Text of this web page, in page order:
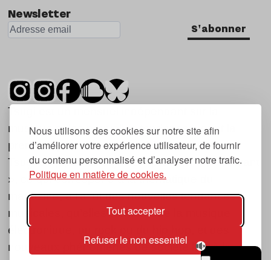
Nous utilisons des cookies sur notre site afin
d’améliorer votre expérience utilisateur, de fournir
du contenu personnalisé et d’analyser notre trafic.
Politique en matière de cookies.
Tout accepter
Refuser le non essentiel
Newsletter
S'abonner
Tsugi est un mensuel indépendant sur la
musique et les nouvelles tendances, dont la
première parution date de 2007.
Tsugi en japonais signifie « prochain », « suivant
», ce qui correspond à la thématique du
magazine, à l’affût des nouvelles tendances
musicales, qu’elles viennent de la musique
électronique, du rock ou du hip hop, et des
nouveaux phénomènes de société liés à la